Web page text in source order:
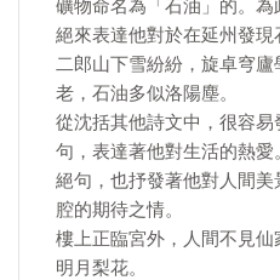
礦物命名為「石油」的。
絕來表達他對於在延州發現
二郎山下雪紛紛，旋卓穹
老，石油多似洛陽塵。
從沈括其他詩文中，很容
句，表達著他對生活的熱
絕句，也抒發著他對人間
腔的期待之情。
樓上正臨宮外，人間不見
明月梨花。